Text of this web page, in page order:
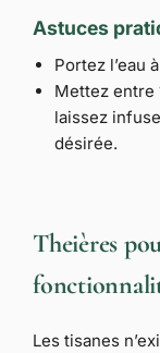
Astuces
Portez l’eau
Mettez entre
laissez
désirée.
Theières
Les tisanes